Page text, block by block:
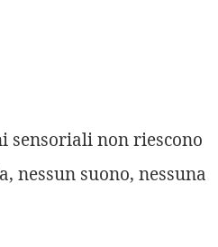
sensoriali non riescono
nessun suono, nessuna